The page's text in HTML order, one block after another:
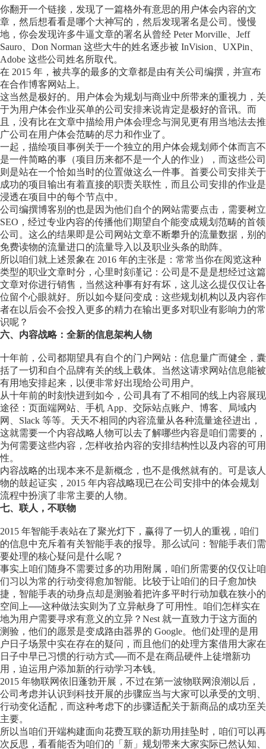
你翻开一个链接，发现了一篇格外有意思的用户体会内容的文
章，然后想看看是哪个大神写的，然后发现署名是公司。慢慢
地，你会发现许多牛逼文章的署名从曾经 Peter Morville、Jeff
Sauro、Don Norman 这些大牛的姓名逐步被 InVision、UXPin、
Adobe 这些公司姓名所取代。
在 2015 年，被共享的最多的文章都是由有关公司编撰，并宣布
在合作博客网站上。
这当然是极好的。用户体会为规划与商业中所带来的重视力，关
于为用户体会作业买单的公司安排来说肯定是极好的音讯。而
且，没有比在文章中描绘用户体会理念与洞见更有用当地法去推
广公司在用户体会范畴的尽力和作业了。
一起，描绘项目事例关于一个独立的用户体会规划师个体而言不
是一件简略的事（项目历来都不是一个人的作业），而这些公司
则是站在一个恰如当时的位置做这么一件事。首要公司安排关于
成功的项目输出有着直接的职责关联性，而且公司安排的作业是
浸透在项目中的每个节点中。
公司编撰博客别的也是因为他们自个的网站需要点击，需要树立
SEO，经过专业内容的传播他们期望自个能变成规划范畴的首领
公司。这么的结果即是公司网站文章不断攀升的流量数据，别的
免费读物的流量进口的流量导入以及职业头条的助阵。
所以咱们就上述景象在 2016 年的主张是：常常当你在阅览这种
类型的职业文章时分，心里时刻谨记：公司是不是是想经过这篇
文章对你进行销售，当然这种事有好有坏，这儿这么提仅仅让各
位留个心眼就好。所以如今疑问变成：这些规划机构以及内容作
者在以后会不会投入更多的精力在输出更多对职业有影响力的常
识呢？
六、内容战略：全新的信息架构人物
十年前，公司都期望具有自个的门户网站：信息量广而健全，囊
括了一切和自个品牌有关的线上载体。当然这请求网站信息能被
有用地安排起来，以便非常好出现给公司用户。
从十年前的时刻快进到如今，公司具有了不相同的线上内容展现
途径：页面端网站、手机 App、交际站点账户、博客、局域内
网、Slack 等等。天天不相同的内容流量从各种流量途径进出，
这就需要一个内容战略人物可以去了解哪些内容是咱们需要的，
为何需要这些内容，怎样收拾内容的安排结构性以及内容的可用
性。
内容战略的出现本来不是新概念，也不是俄然就有的。可是该人
物的鼓起证实，2015 年内容战略现已在公司安排中的体会规划
流程中扮演了非常主要的人物。
七、联人，不联物
2015 年智能手表站在了聚光灯下，赢得了一切人的重视，咱们
的信息中充斥着有关智能手表的报导。那么试问：智能手表们需
要处理的核心疑问是什么呢？
事实上咱们随身不需要过多的功用附属，咱们所需要的仅仅让咱
们习以为常的行动变得愈加智能。比较于让咱们的日子愈加快
捷，智能手表的动身点却是测验着把许多平时行动加载在狭小的
空间上──这种做法实则为了立异献身了可用性。咱们怎样实在
地为用户需要寻求有意义的立异？Nest 就一直致力于这方面的
测验，他们的愿景是变成路由器界的 Google。他们处理的是用
户日子场景中实在存在的疑问，而且他们的处理方案借用大家在
日子中早已习惯的行动方式──而不是在商品硬件上徒增新功
用，迫运用户添加新的行动学习本钱。
2015 年物联网依旧蓬勃开展，不过在第一波物联网浪潮以后，
公司考虑并认识到科技开展的步骤应当与大家可以承受的文明、
行动变化适配，而这种考虑下的步骤适配关于新商品的成功至关
主要。
所以当咱们开端构建面向花费互联的新功用挂坠时，咱们可以再
次反思，看看能否为咱们的「新」规划带来大家实际已然认知、